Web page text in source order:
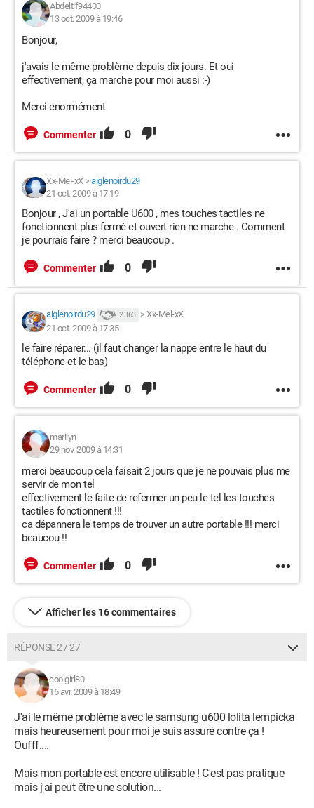
Abdeltif94400
13 oct. 2009 à 19:46
Bonjour,
j'avais le même problème depuis dix jours. Et oui
effectivement, ça marche pour moi aussi :-)
Merci enormément
Commenter 0
Xx-Mel-xX> aiglenoirdu29
21 oct. 2009 à 17:19
Bonjour , J'ai un portable U600 , mes touches tactiles ne
fonctionnent plus fermé et ouvert rien ne marche . Comment
je pourrais faire ? merci beaucoup .
Commenter 0
aiglenoirdu29 2 363 > Xx-Mel-xX
21 oct. 2009 à 17:35
le faire réparer... (il faut changer la nappe entre le haut du
téléphone et le bas)
Commenter 0
marilyn
29 nov. 2009 à 14:31
merci beaucoup cela faisait 2 jours que je ne pouvais plus me
servir de mon tel
effectivement le faite de refermer un peu le tel les touches
tactiles fonctionnent !!!
ca dépannera le temps de trouver un autre portable !!! merci
beaucou !!
Commenter 0
Afficher les 16 commentaires
RÉPONSE 2 / 27
coolgirl80
16 avr. 2009 à 18:49
J'ai le même problème avec le samsung u600 lolita lempicka
mais heureusement pour moi je suis assuré contre ça !
Oufff....
Mais mon portable est encore utilisable ! C'est pas pratique
mais j'ai peut être une solution...